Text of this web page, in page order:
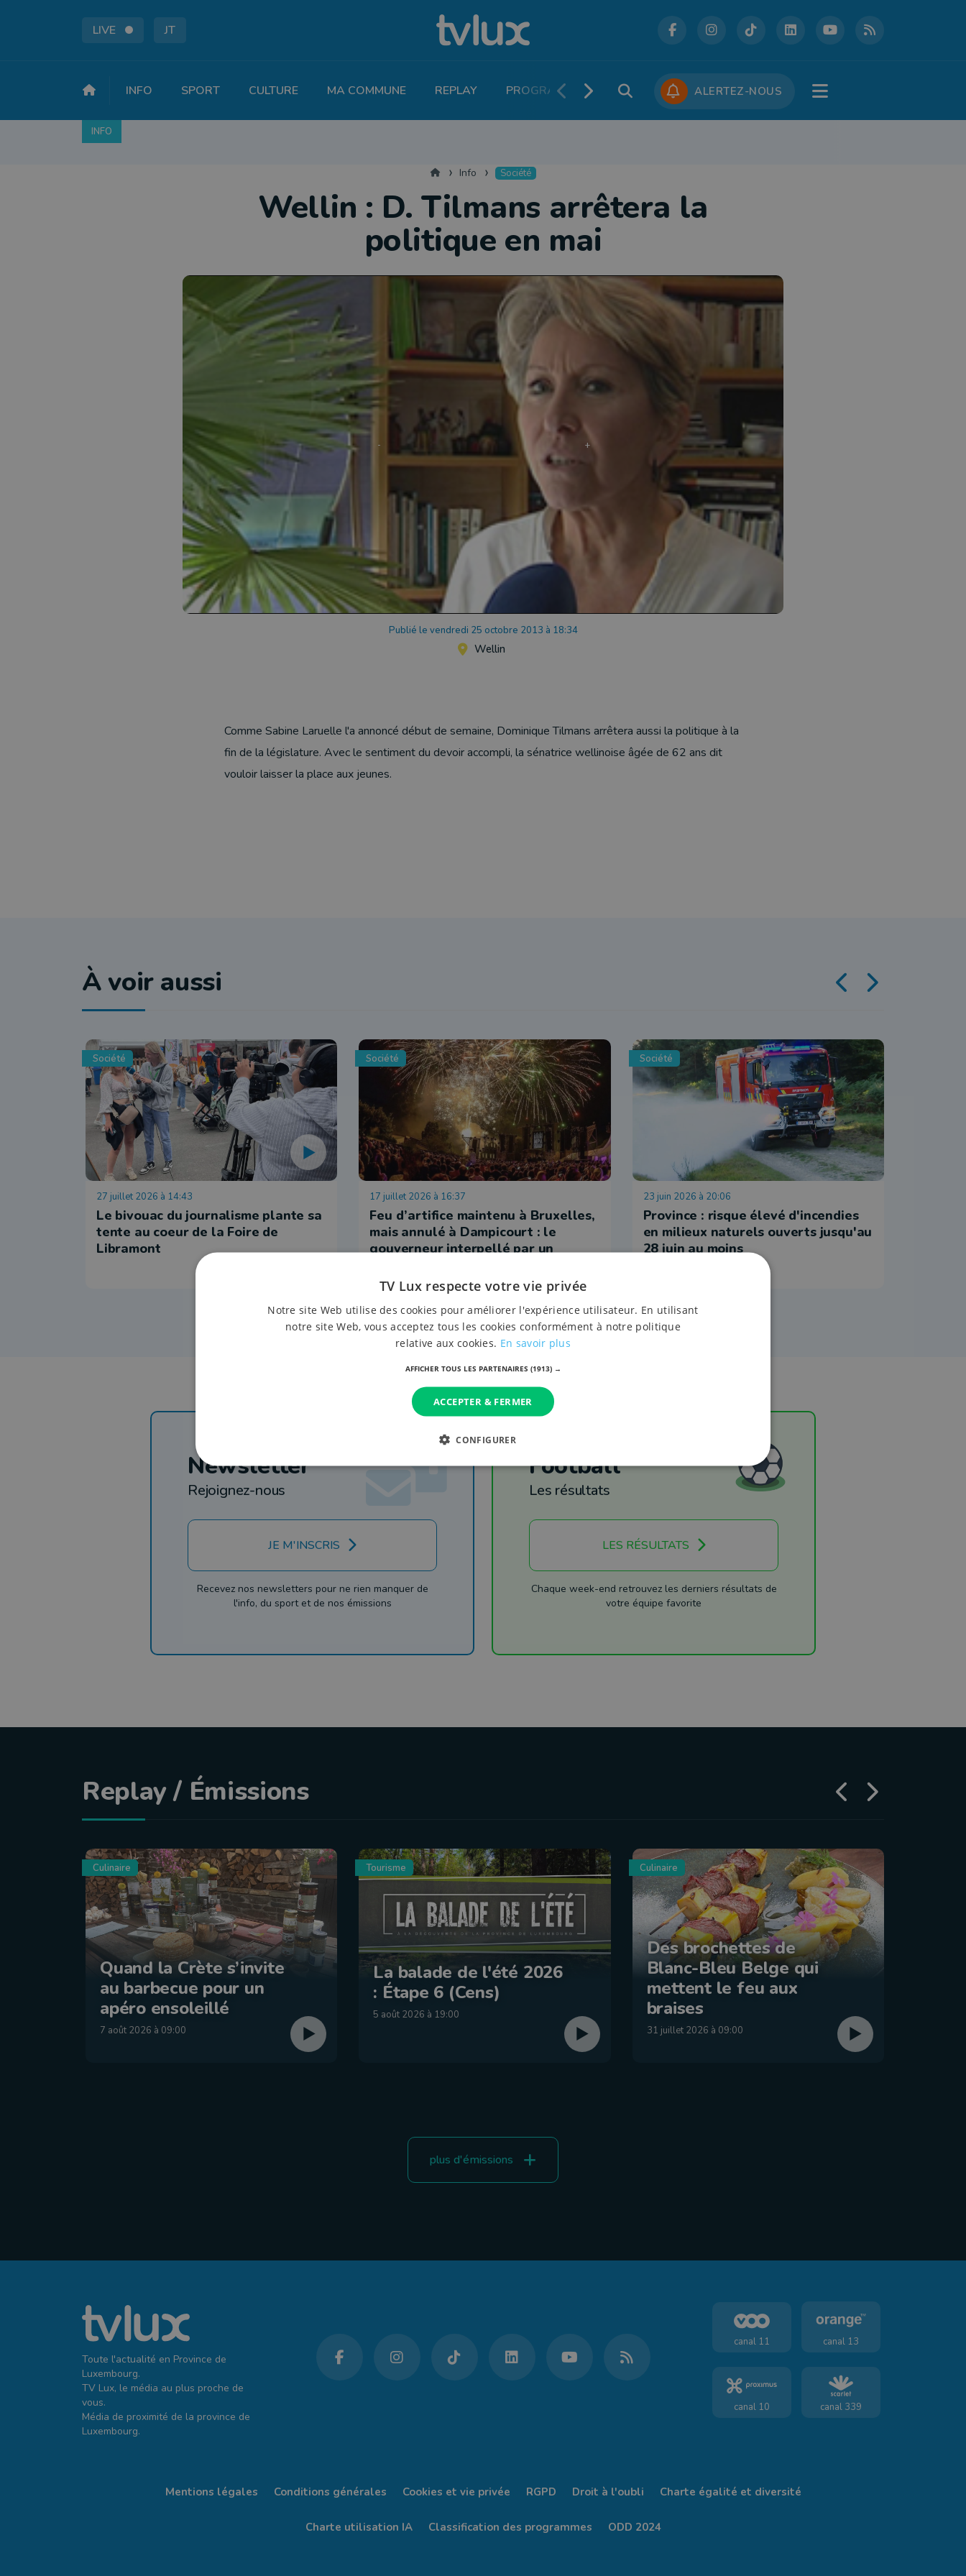
LIVE JT
INFO SPORT CULTURE MA COMMUNE REPLAY PROGRAMME TV PODCASTS CONCOURS JOBS
ALERTEZ-NOUS
INFO
AccueilInfo Société
Wellin : D. Tilmans arrêtera la
politique en mai
Publié le vendredi 25 octobre 2013 à 18:34
Wellin
Comme Sabine Laruelle l'a annoncé début de semaine, Dominique Tilmans arrêtera aussi la politique à la
fin de la législature. Avec le sentiment du devoir accompli, la sénatrice wellinoise âgée de 62 ans dit
vouloir laisser la place aux jeunes.
À voir aussi
Société
27 juillet 2026 à 14:43
Le bivouac du journalisme plante sa
tente au coeur de la Foire de
Libramont
Société
17 juillet 2026 à 16:37
Feu d’artifice maintenu à Bruxelles,
mais annulé à Dampicourt : le
gouverneur interpellé par un
Société
23 juin 2026 à 20:06
Province : risque élevé d'incendies
en milieux naturels ouverts jusqu'au
28 juin au moins
Newsletter
Rejoignez-nous
JE M'INSCRIS
Recevez nos newsletters pour ne rien manquer de
l'info, du sport et de nos émissions
Football
Les résultats
LES RÉSULTATS
Chaque week-end retrouvez les derniers résultats de
votre équipe favorite
Replay / Émissions
Culinaire
Quand la Crète s’invite
au barbecue pour un
apéro ensoleillé
7 août 2026 à 09:00
Tourisme
La balade de l'été 2026
: Étape 6 (Cens)
5 août 2026 à 19:00
Culinaire
Des brochettes de
Blanc-Bleu Belge qui
mettent le feu aux
braises
31 juillet 2026 à 09:00
plus d'émissions
Toute l'actualité en Province de
Luxembourg.
TV Lux, le média au plus proche de
vous.
Média de proximité de la province de
Luxembourg.
canal 11 canal 13
canal 10 canal 339
Mentions légales Conditions générales Cookies et vie privée RGPD Droit à l'oubli Charte égalité et diversité
Charte utilisation IA Classification des programmes ODD 2024
TV Lux respecte votre vie privée
Notre site Web utilise des cookies pour améliorer l'expérience utilisateur. En utilisant
notre site Web, vous acceptez tous les cookies conformément à notre politique
relative aux cookies. En savoir plus
AFFICHER TOUS LES PARTENAIRES (1913) →
ACCEPTER & FERMER
CONFIGURER